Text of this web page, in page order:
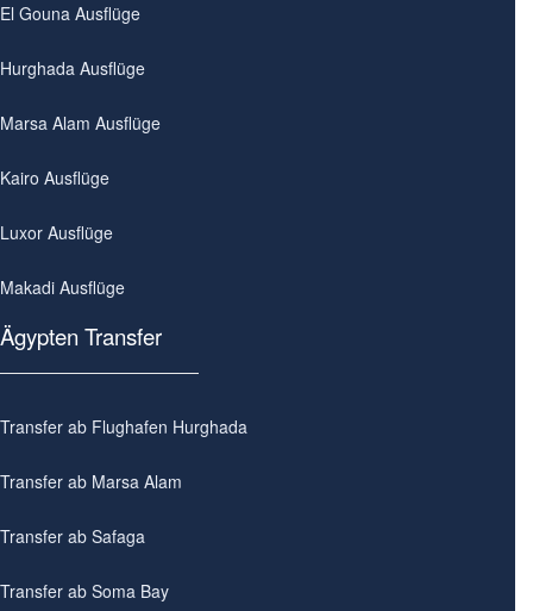
El Gouna Ausflüge
Hurghada Ausflüge
Marsa Alam Ausflüge
Kairo Ausflüge
Luxor Ausflüge
Makadi Ausflüge
Ägypten Transfer
Transfer ab Flughafen Hurghada
Transfer ab Marsa Alam
Transfer ab Safaga
Transfer ab Soma Bay